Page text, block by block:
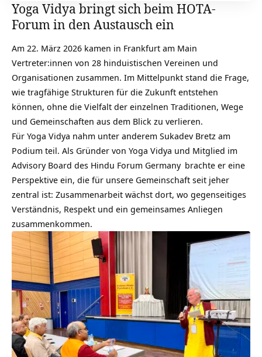
Yoga Vidya bringt sich beim HOTA-
Forum in den Austausch ein
Am 22. März 2026 kamen in Frankfurt am Main
Vertreter:innen von 28 hinduistischen Vereinen und
Organisationen zusammen. Im Mittelpunkt stand die Frage,
wie tragfähige Strukturen für die Zukunft entstehen
können, ohne die Vielfalt der einzelnen Traditionen, Wege
und Gemeinschaften aus dem Blick zu verlieren.
Für Yoga Vidya nahm unter anderem Sukadev Bretz am
Podium teil. Als Gründer von Yoga Vidya und Mitglied im
Advisory Board des Hindu Forum Germany brachte er eine
Perspektive ein, die für unsere Gemeinschaft seit jeher
zentral ist: Zusammenarbeit wächst dort, wo gegenseitiges
Verständnis, Respekt und ein gemeinsames Anliegen
zusammenkommen.